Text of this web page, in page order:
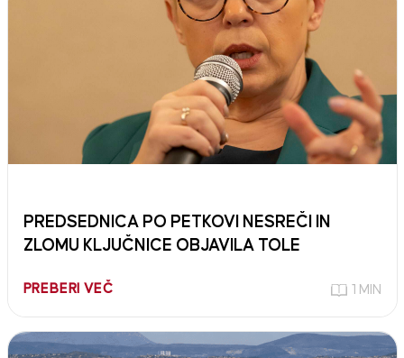
PREDSEDNICA PO PETKOVI NESREČI IN
ZLOMU KLJUČNICE OBJAVILA TOLE
PREBERI VEČ 1 MIN